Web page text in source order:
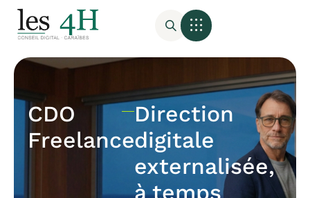
CDO
Freelance
Direction
digitale
externalisée,